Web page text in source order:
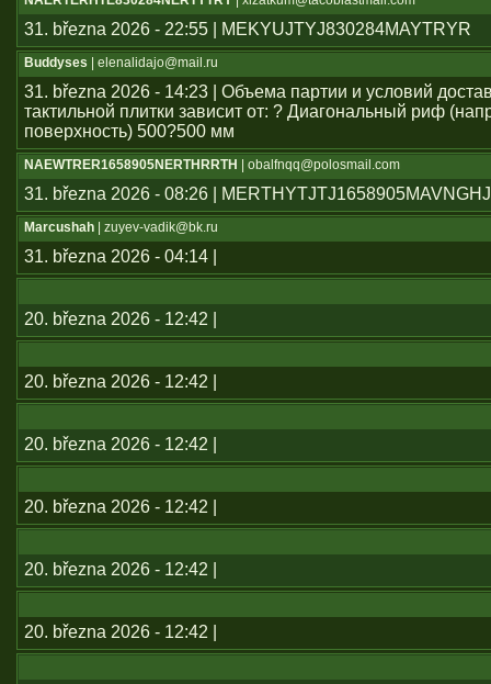
31. března 2026 - 22:55 | MEKYUJTYJ830284MAYTRYR
Buddyses | elenalidajo@mail.ru
31. března 2026 - 14:23 | Объема партии и условий
тактильной плитки зависит от: ? Диагональный риф
поверхность) 500?500 мм
NAEWTRER1658905NERTHRRTH | obalfnqq@polosmail.com
31. března 2026 - 08:26 |
Marcushah | zuyev-vadik@bk.ru
31. března 2026 - 04:14 |
20. března 2026 - 12:42 |
20. března 2026 - 12:42 |
20. března 2026 - 12:42 |
20. března 2026 - 12:42 |
20. března 2026 - 12:42 |
20. března 2026 - 12:42 |